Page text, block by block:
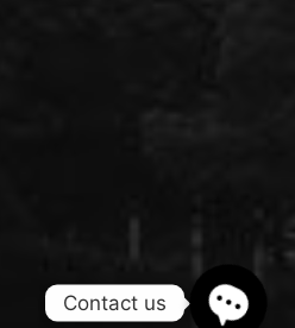
Contact us